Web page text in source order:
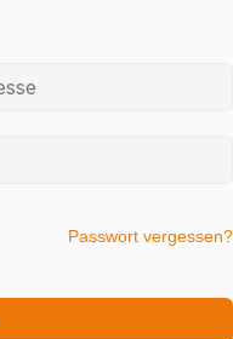
Passwort vergessen?